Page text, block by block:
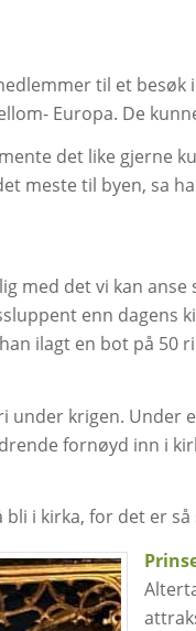
til et besøk
Europa. De
det like gjerne
meste til byen, sa
med det vi kan
enn
ilagt en bot på 50
krigen.
fornøyd inn i
i kirka, for det er